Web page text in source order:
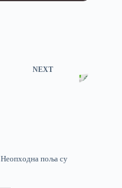
NEXT
Неопходна поља су